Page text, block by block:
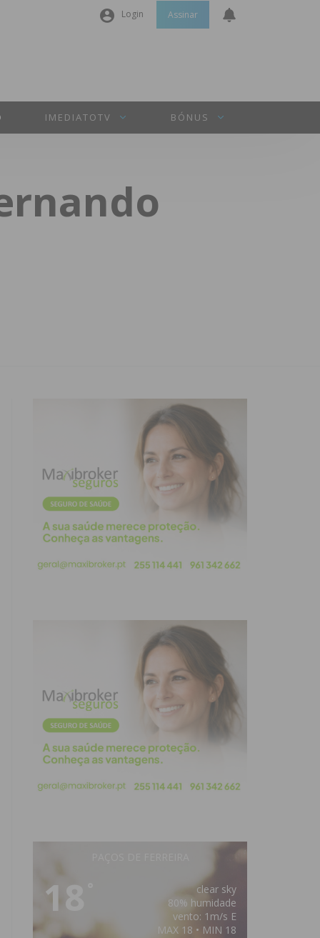
Login
Senha
INICIAR SESSÃO
Assinar
IMEDIATOTV BÓNUS
18
clear sky
80% humidade
vento: 1m/s E
MAX 18 • MIN 18